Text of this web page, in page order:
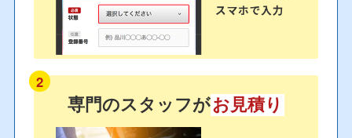
2
専門のスタッフがお見積り